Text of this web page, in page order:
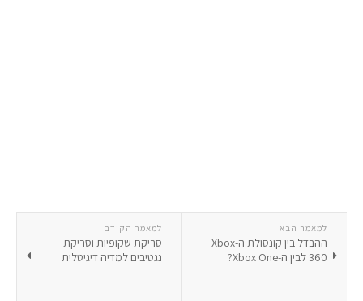
למאמר הקודם
סריקת שקופיות וסריקת
נגטיבים למדיה דיגיטלית
למאמר הבא
ההבדל בין קונסולת ה-Xbox
360 לבין ה-Xbox One?